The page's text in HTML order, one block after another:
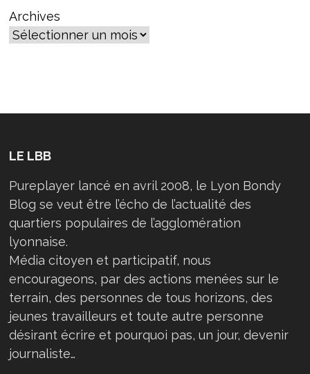
Archives
LE LBB
Pureplayer lancé en avril 2008, le Lyon Bondy
Blog se veut être l’écho de l’actualité des
quartiers populaires de l’agglomération
lyonnaise.
Média citoyen et participatif, nous
encourageons, par des actions menées sur le
terrain, des personnes de tous horizons, des
jeunes travailleurs et toute autre personne
désirant écrire et pourquoi pas, un jour, devenir
journaliste…